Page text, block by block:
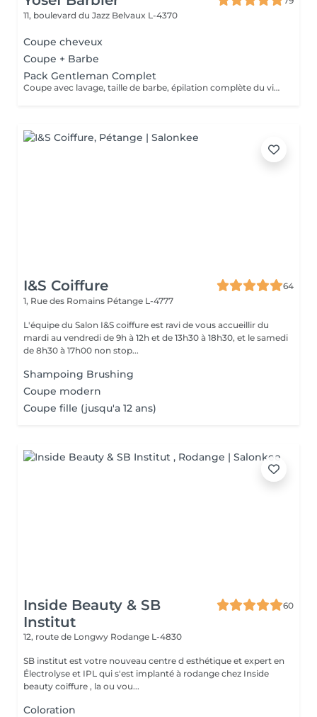
11, boulevard du Jazz Belvaux L-4370
Coupe cheveux
Coupe + Barbe
Pack Gentleman Complet
Coupe avec lavage, taille de barbe, épilation complète du visage, soin vapeur, massage & coiffage au gel.
I&S Coiffure
64
1, Rue des Romains Pétange L-4777
L'équipe du Salon I&S coiffure est ravi de vous accueillir du
mardi au vendredi de 9h à 12h et de 13h30 à 18h30, et le samedi
de 8h30 à 17h00 non stop...
Shampoing Brushing
Coupe modern
Coupe fille (jusqu'a 12 ans)
Inside Beauty & SB
Institut
60
12, route de Longwy Rodange L-4830
SB institut est votre nouveau centre d esthétique et expert en
Électrolyse et IPL qui s'est implanté à rodange chez Inside
beauty coiffure , la ou vou...
Coloration